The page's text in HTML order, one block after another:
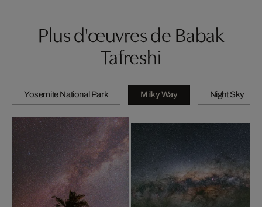
Plus d'œuvres de Babak
Tafreshi
Yosemite National Park Milky Way Night Sky